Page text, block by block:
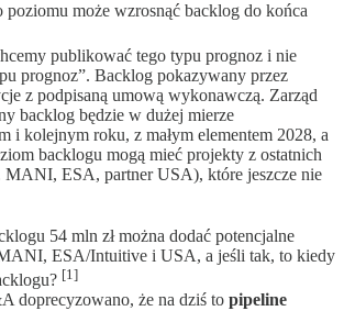
poziomu może wzrosnąć backlog do końca
publikować tego typu prognoz i nie
prognoz”. Backlog pokazywany przez
z podpisaną umową wykonawczą. Zarząd
backlog będzie w dużej mierze
i kolejnym roku, z małym elementem 2028, a
backlogu mogą mieć projekty z ostatnich
ESA, partner USA), które jeszcze nie
54 mln zł można dodać potencjalne
ESA/Intuitive i USA, a jeśli tak, to kiedy
[1]
doprecyzowano, że na dziś to pipeline